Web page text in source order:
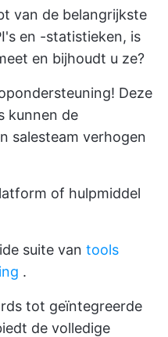
van de belangrijkste
en -statistieken, is
en bijhoudt u ze?
Deze
kunnen de
salesteam verhogen
of hulpmiddel
suite van tools
.
tot geïntegreerde
de volledige